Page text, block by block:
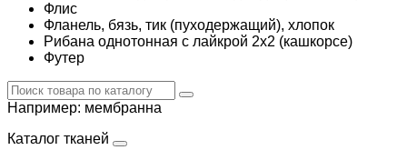
Флис
Фланель, бязь, тик (пуходержащий), хлопок
Рибана однотонная с лайкрой 2х2 (кашкорсе)
Футер
Например: мембранна
Каталог тканей